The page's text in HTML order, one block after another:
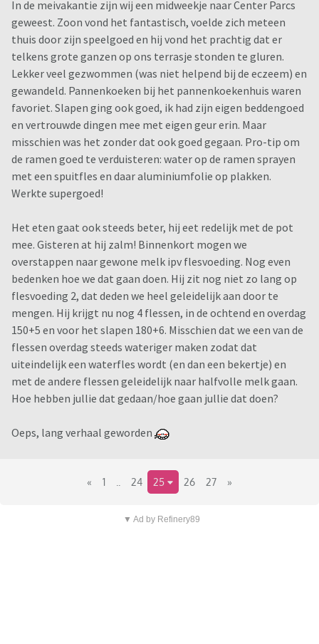
In de meivakantie zijn wij een midweekje naar Center Parcs
geweest. Zoon vond het fantastisch, voelde zich meteen
thuis door zijn speelgoed en hij vond het prachtig dat er
telkens grote ganzen op ons terrasje stonden te gluren.
Lekker veel gezwommen (was niet helpend bij de eczeem) en
gewandeld. Pannenkoeken bij het pannenkoekenhuis waren
favoriet. Slapen ging ook goed, ik had zijn eigen beddengoed
en vertrouwde dingen mee met eigen geur erin. Maar
misschien was het zonder dat ook goed gegaan. Pro-tip om
de ramen goed te verduisteren: water op de ramen sprayen
met een spuitfles en daar aluminiumfolie op plakken.
Werkte supergoed!
Het eten gaat ook steeds beter, hij eet redelijk met de pot
mee. Gisteren at hij zalm! Binnenkort mogen we
overstappen naar gewone melk ipv flesvoeding. Nog even
bedenken hoe we dat gaan doen. Hij zit nog niet zo lang op
flesvoeding 2, dat deden we heel geleidelijk aan door te
mengen. Hij krijgt nu nog 4 flessen, in de ochtend en overdag
150+5 en voor het slapen 180+6. Misschien dat we een van de
flessen overdag steeds wateriger maken zodat dat
uiteindelijk een waterfles wordt (en dan een bekertje) en
met de andere flessen geleidelijk naar halfvolle melk gaan.
Hoe hebben jullie dat gedaan/hoe gaan jullie dat doen?
Oeps, lang verhaal geworden
« 1 24 25 26 27 »
▼ Ad by Refinery89